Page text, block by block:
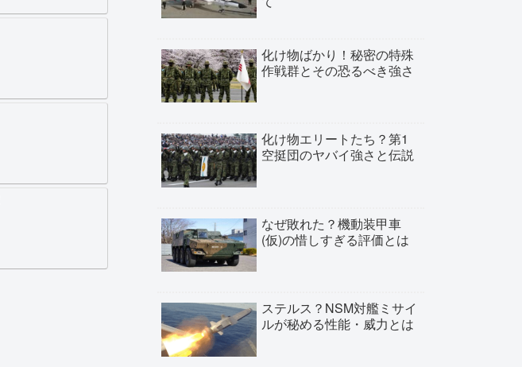
化け物ばかり！秘密の特殊
作戦群とその恐るべき強さ
化け物エリートたち？第1
空挺団のヤバイ強さと伝説
なぜ敗れた？機動装甲車
(仮)の惜しすぎる評価とは
ステルス？NSM対艦ミサイ
ルが秘める性能・威力とは